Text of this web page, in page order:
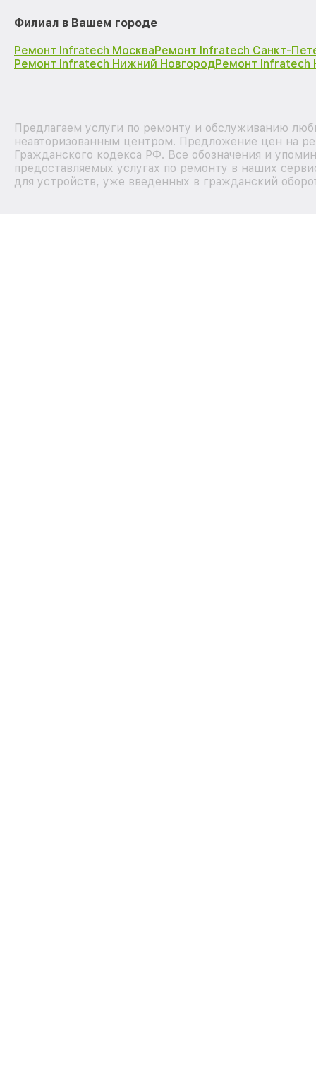
Филиал в Вашем городе
Ремонт Infratech МоскваРемонт Infratech Санкт-
Ремонт Infratech Нижний НовгородРемонт Infratech
Предлагаем услуги по ремонту и обслуживанию
неавторизованным центром. Предложение цен на
Гражданского кодекса РФ. Все обозначения и
предоставляемых услугах по ремонту в наших
для устройств, уже введенных в гражданский